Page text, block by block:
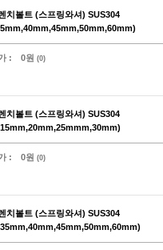
치볼트 (스프링와셔) SUS304
: 0원 (0)
치볼트 (스프링와셔) SUS304
: 0원 (0)
치볼트 (스프링와셔) SUS304